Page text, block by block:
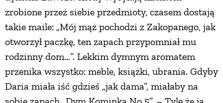
zrobione przez siebie przedmioty, czasem dostają
takie maile: „Mój mąż pochodzi z Zakopanego, jak
otworzył paczkę, ten zapach przypomniał mu
rodzinny dom…”. Lekkim dymnym aromatem
przenika wszystko: meble, książki, ubrania. Gdyby
Daria miała iść gdzieś „jak dama”, miałaby na